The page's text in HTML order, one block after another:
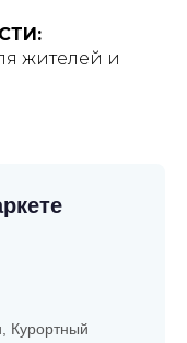
жителей и
Курортный